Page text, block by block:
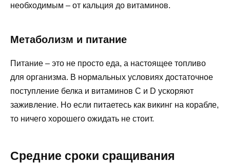
необходимым – от кальция до витаминов.
Метаболизм и питание
Питание – это не просто еда, а настоящее топливо
для организма. В нормальных условиях достаточное
поступление белка и витаминов С и D ускоряют
заживление. Но если питаетесь как викинг на корабле,
то ничего хорошего ожидать не стоит.
Средние сроки сращивания